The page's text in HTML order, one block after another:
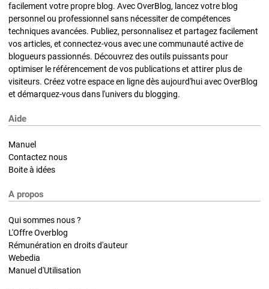
facilement votre propre blog. Avec OverBlog, lancez votre blog
personnel ou professionnel sans nécessiter de compétences
techniques avancées. Publiez, personnalisez et partagez facilement
vos articles, et connectez-vous avec une communauté active de
blogueurs passionnés. Découvrez des outils puissants pour
optimiser le référencement de vos publications et attirer plus de
visiteurs. Créez votre espace en ligne dès aujourd'hui avec OverBlog
et démarquez-vous dans l'univers du blogging.
Aide
Manuel
Contactez nous
Boite à idées
A propos
Qui sommes nous ?
L'Offre Overblog
Rémunération en droits d'auteur
Webedia
Manuel d'Utilisation